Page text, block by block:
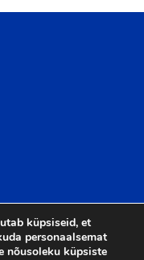
TAGASI ÜLES
küpsiseid, et
personaalsemat
nõusoleku küpsiste